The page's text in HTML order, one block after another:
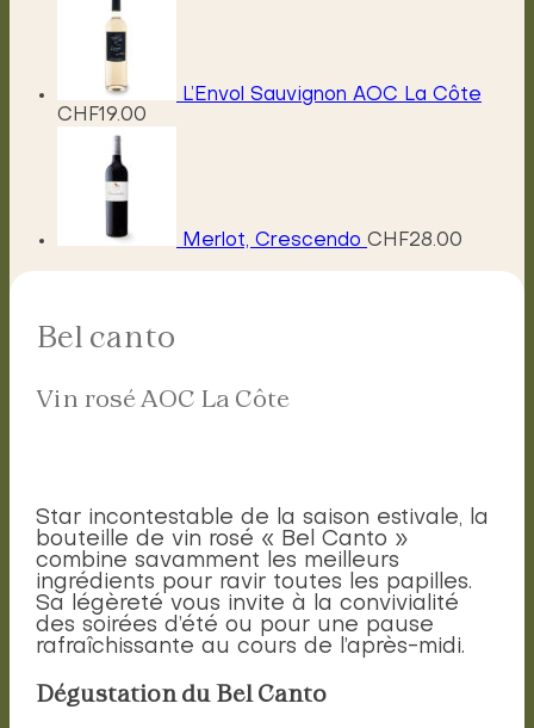
L’Envol Sauvignon AOC La Côte
CHF19.00
Merlot, Crescendo CHF28.00
Bel canto
Vin rosé AOC La Côte
Star incontestable de la saison estivale, la
bouteille de vin rosé « Bel Canto »
combine savamment les meilleurs
ingrédients pour ravir toutes les papilles.
Sa légèreté vous invite à la convivialité
des soirées d’été ou pour une pause
rafraîchissante au cours de l’après-midi.
Dégustation du Bel Canto